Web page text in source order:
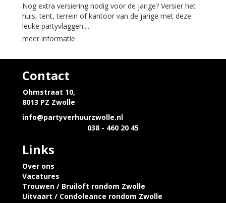
Nog extra versiering nodig voor de jarige? Versier het
huis, tent, terrein of kantoor van de jarige met deze
leuke partyvlaggen....
meer informatie
Contact
Ohmstraat 10,
8013 PZ Zwolle
info@partyverhuurzwolle.nl
038 - 460 20 45
Links
Over ons
Vacatures
Trouwen / Bruiloft rondom Zwolle
Uitvaart / Condoleance rondom Zwolle